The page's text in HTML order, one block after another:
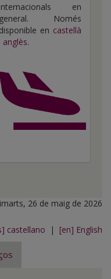
internacionals en
general. Només
disponible en castellà
anglès.
26 de maig de 2026
castellano | [en] English